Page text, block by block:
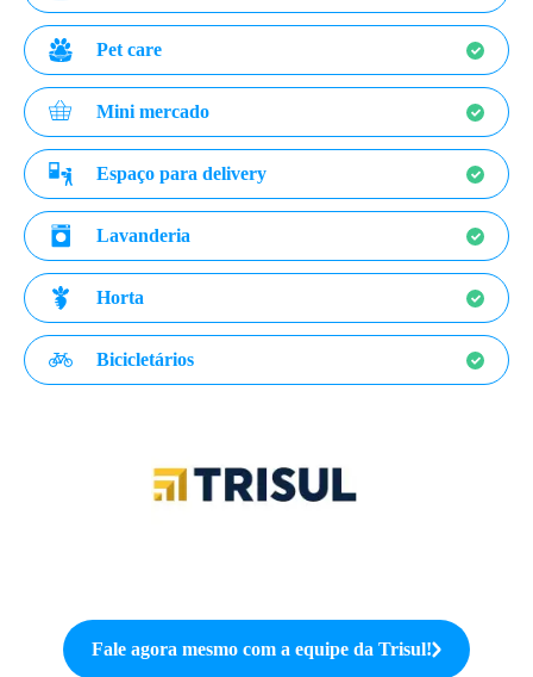
Pet care
Mini mercado
Espaço para delivery
Lavanderia
Horta
Bicicletários
Fale agora mesmo com a equipe da Trisul!